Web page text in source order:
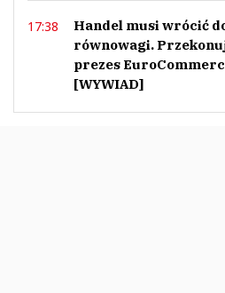
17:38
Handel musi wrócić
równowagi.
prezes
[WYWIAD]